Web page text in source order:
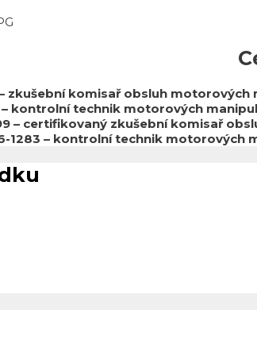
– zkušební komisař obsluh
– kontrolní technik motorových
– certifikovaný zkušební komisař
1283 – kontrolní technik motorových